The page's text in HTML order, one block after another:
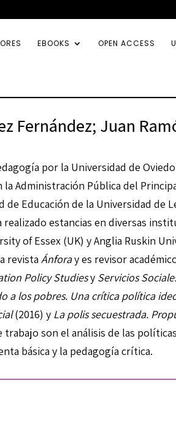
EBOOKS OPEN ACCESS
Fernández; Juan
por la Universidad de
la Administración Pública del
de Educación de la Universidad de
realizado estancias en diversas
of Essex (UK) y Anglia Ruskin
revista Ánforay es revisor
Policy Studiesy Servicios
a los pobres. Una crítica política
(2016) y La polis secuestrada.
trabajo son el análisis de las
básica y la pedagogía crítica.